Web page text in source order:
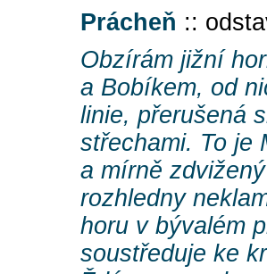
Prácheň ::
Obzírám jižní
a Bobíkem, od
linie, přerušená
střechami. To je
a mírně
rozhledny
horu v bývalém
soustředuje ke